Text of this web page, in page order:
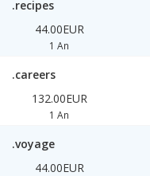
.recipes
44.00EUR
1 An
.careers
132.00EUR
1 An
.voyage
44.00EUR